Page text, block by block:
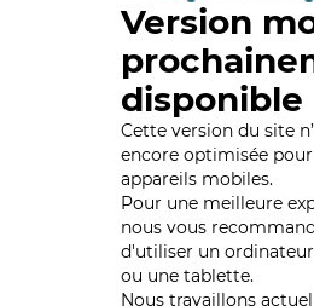
Version
disponible
Cette version du site
encore optimisée
appareils mobiles.
Pour une meilleure
nous vous
d'utiliser un
ou une tablette.
Nous travaillons